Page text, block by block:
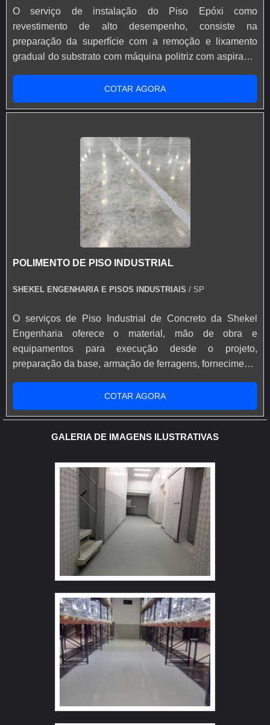
parte do nosso rol de atividades, a execução das juntas
do piso e lábios poliméricos são de extrema importância
em projetos de Pisos industrias com alta capacidade de
carga.
O serviço de instalação do Piso Epóxi como
revestimento de alto desempenho, consiste na
preparação da superfície com a remoção e lixamento
gradual do substrato com máquina politriz com aspirador
para melhor ancoragem do revestimento, estucamento e
polimento da superfície e por fim, aplicação da resina
serviço de pintura Epóxi de piso, existem diferentes
sistemas de aplicação, que podem variar de acordo com
a finalidade do piso, projeto e normas de segurança do
ambiente. Segue abaixo os sistemas de revestimentos
de alto desempenho que a Shekel Engenharia oferece: -
Piso Autonivelante em Epóxi - Piso Multicamadas /
Multilayers em Epóxi - Piso Uretano - Piso Condutivo em
COTAR AGORA
POLIMENTO DE PISO INDUSTRIAL
SHEKEL ENGENHARIA E PISOS INDUSTRIAIS / SP
O serviços de Piso Industrial de Concreto da Shekel
Engenharia oferece o material, mão de obra e
equipamentos para execução desde o projeto,
preparação da base, armação de ferragens, fornecimento
nivelamento, acabamento (polido, float, vassourado,
desempenado, etc.) e corte das juntas. Todo processo de
acompanhamento de engenheiro civil responsável, que
com projeto fornecido pelo cliente. A pavimentação de
Concreto pode ser armada em aço ou com telas de fiber
glass, entre outros aditivos para melhor desempenho do
piso como por exemplo as fibras sintéticas de
Polipropileno e/ou Vidro, que evitam fissuras devido
dilatação e retração do piso. A Shekel Engenharia
também dispõe de serviços de acabamento do concreto
e pintura de Pisos Industriais, como Polimento,
parte do nosso rol de atividades, a execução das juntas
do piso e lábios poliméricos são de extrema importância
em projetos de Pisos industrias com alta capacidade de
COTAR AGORA
GALERIA DE IMAGENS ILUSTRATIVAS